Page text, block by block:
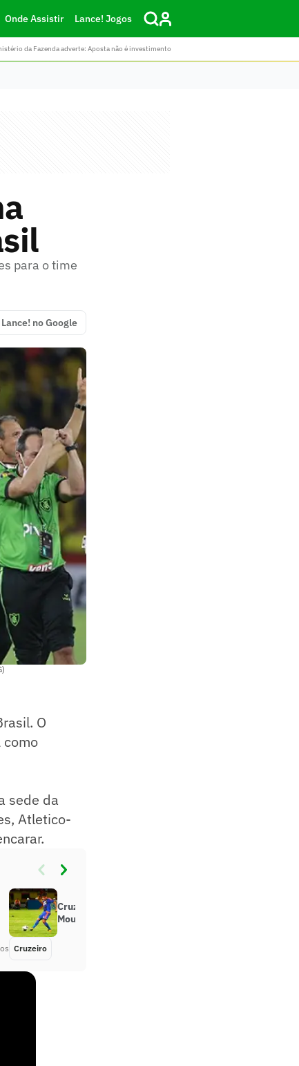
Onde Assistir Lance! Jogos
da Fazenda adverte: Aposta não é investimento
para o time
no Google
O
como
sede da
Atletico-
Cruzeiro acerta com o volante Neto
Moura para a Série B
Cruzeiro